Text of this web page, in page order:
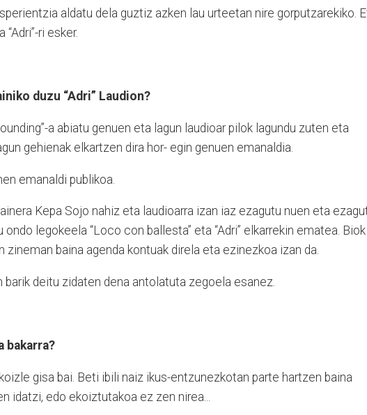
aldatu dela guztiz azken lau urteetan nire gorputzarekiko.
ri esker.
duzu “Adri” Laudion?
a abiatu genuen eta lagun laudioar pilok lagundu zuten eta
gehienak elkartzen dira hor- egin genuen emanaldia.
emanaldi publikoa.
Kepa Sojo nahiz eta laudioarra izan iaz ezagutu nuen eta
legokeela “Loco con ballesta” eta “Adri” elkarrekin ematea. Biok
zineman baina agenda kontuak direla eta ezinezkoa izan da.
barik deitu zidaten dena antolatuta zegoela esanez.
bakarra?
gisa bai. Beti ibili naiz ikus-entzunezkotan parte hartzen baina
idatzi, edo ekoiztutakoa ez zen nirea...